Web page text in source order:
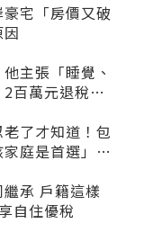
宅「房價又破
主張「睡覺、
百萬元退稅照
了才知道！包
庭是首選」：
承 戶籍這樣
自住優稅